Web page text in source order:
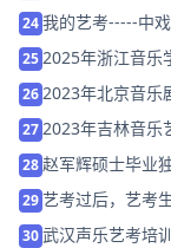
24我的艺考-----中
252025年浙江音乐
262023年北京音乐
272023年吉林音乐
28赵军辉硕士毕业
29艺考过后，艺考
30武汉声乐艺考培